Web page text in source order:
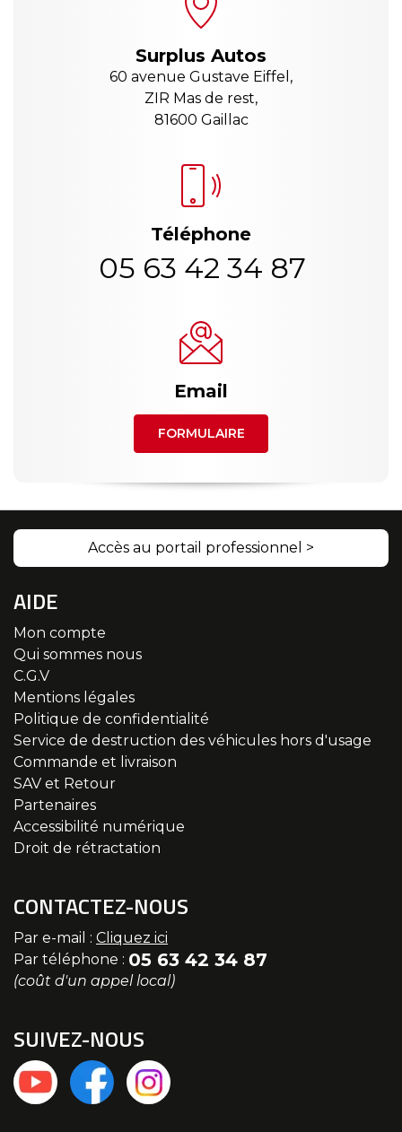
Surplus Autos
60 avenue Gustave Eiffel,
ZIR Mas de rest,
81600 Gaillac
Téléphone
05 63 42 34 87
Email
FORMULAIRE
Accès au portail professionnel >
AIDE
Mon compte
Qui sommes nous
C.G.V
Mentions légales
Politique de confidentialité
Service de destruction des véhicules hors d'usage
Commande et livraison
SAV et Retour
Partenaires
Accessibilité numérique
Droit de rétractation
CONTACTEZ-NOUS
Par e-mail : Cliquez ici
Par téléphone : 05 63 42 34 87
(coût d'un appel local)
SUIVEZ-NOUS